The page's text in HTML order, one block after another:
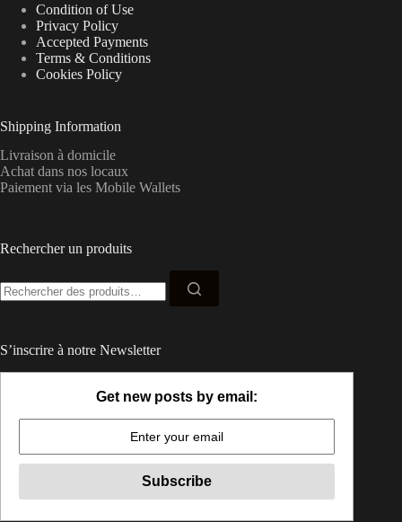
Condition of Use
Privacy Policy
Accepted Payments
Terms & Conditions
Cookies Policy
Shipping Information
Livraison à domicile
Achat dans nos locaux
Paiement via les Mobile Wallets
Rechercher un produits
pour :
S’inscrire à notre Newsletter
Get new posts by email: